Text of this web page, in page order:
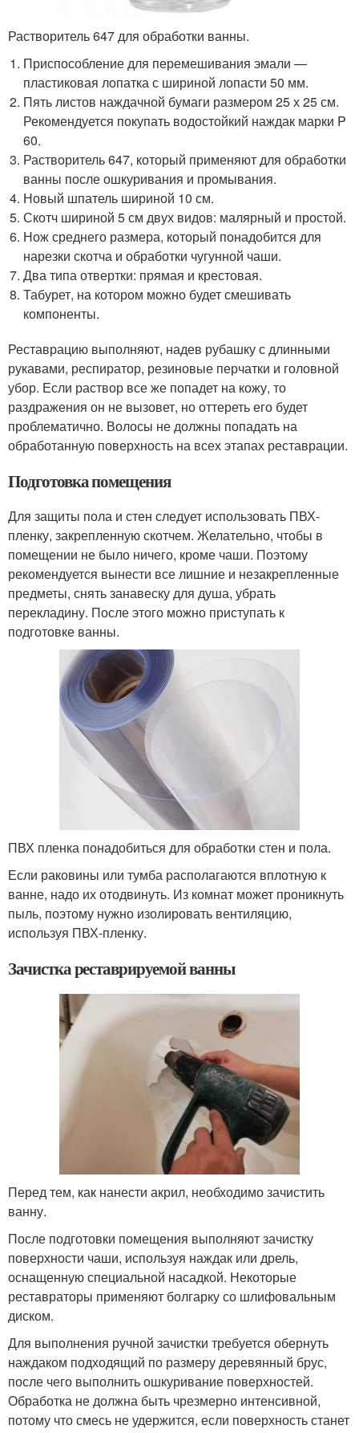
Растворитель 647 для обработки ванны.
Приспособление для перемешивания эмали —
пластиковая лопатка с шириной лопасти 50 мм.
Пять листов наждачной бумаги размером 25 х 25 см.
Рекомендуется покупать водостойкий наждак марки P
60.
Растворитель 647, который применяют для обработки
ванны после ошкуривания и промывания.
Новый шпатель шириной 10 см.
Скотч шириной 5 см двух видов: малярный и простой.
Нож среднего размера, который понадобится для
нарезки скотча и обработки чугунной чаши.
Два типа отвертки: прямая и крестовая.
Табурет, на котором можно будет смешивать
компоненты.
Реставрацию выполняют, надев рубашку с длинными
рукавами, респиратор, резиновые перчатки и головной
убор. Если раствор все же попадет на кожу, то
раздражения он не вызовет, но оттереть его будет
проблематично. Волосы не должны попадать на
обработанную поверхность на всех этапах реставрации.
Подготовка помещения
Для защиты пола и стен следует использовать ПВХ-
пленку, закрепленную скотчем. Желательно, чтобы в
помещении не было ничего, кроме чаши. Поэтому
рекомендуется вынести все лишние и незакрепленные
предметы, снять занавеску для душа, убрать
перекладину. После этого можно приступать к
подготовке ванны.
ПВХ пленка понадобиться для обработки стен и пола.
Если раковины или тумба располагаются вплотную к
ванне, надо их отодвинуть. Из комнат может проникнуть
пыль, поэтому нужно изолировать вентиляцию,
используя ПВХ-пленку.
Зачистка реставрируемой ванны
Перед тем, как нанести акрил, необходимо зачистить
ванну.
После подготовки помещения выполняют зачистку
поверхности чаши, используя наждак или дрель,
оснащенную специальной насадкой. Некоторые
реставраторы применяют болгарку со шлифовальным
диском.
Для выполнения ручной зачистки требуется обернуть
наждаком подходящий по размеру деревянный брус,
после чего выполнить ошкуривание поверхностей.
Обработка не должна быть чрезмерно интенсивной,
потому что смесь не удержится, если поверхность станет